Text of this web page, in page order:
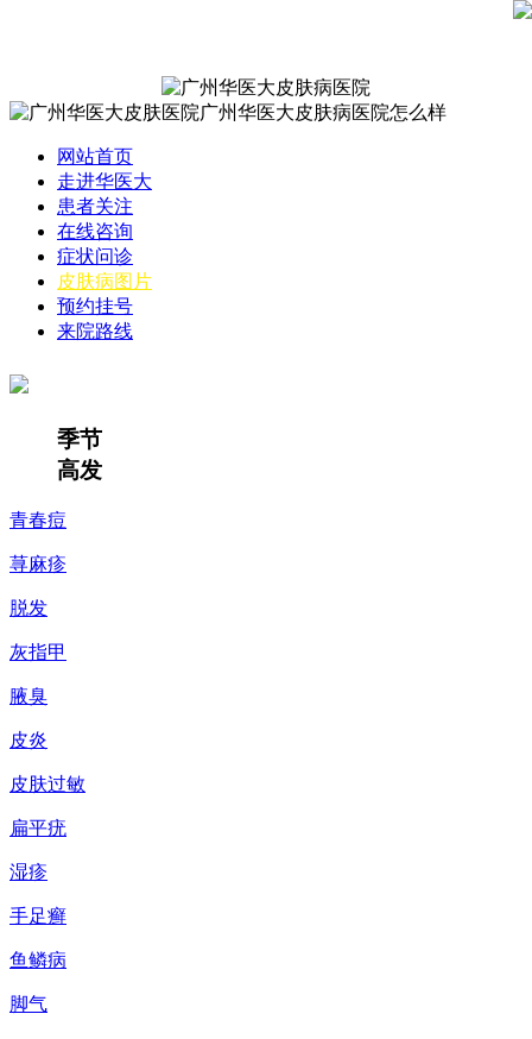
网站首页
走进华医大
患者关注
在线咨询
症状问诊
皮肤病图片
预约挂号
来院路线
季节
高发
青春痘
荨麻疹
脱发
灰指甲
腋臭
皮炎
皮肤过敏
扁平疣
湿疹
手足癣
鱼鳞病
脚气